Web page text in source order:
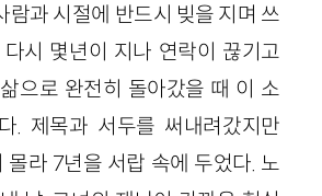
람과 시절에 반드시 빚을 지며 쓰
시 몇년이 지나 연락이 끊기고
으로 완전히 돌아갔을 때 이 소
. 제목과 서두를 써내려갔지만
몰라 7년을 서랍 속에 두었다. 노